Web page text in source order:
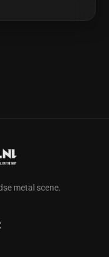
metal scene.